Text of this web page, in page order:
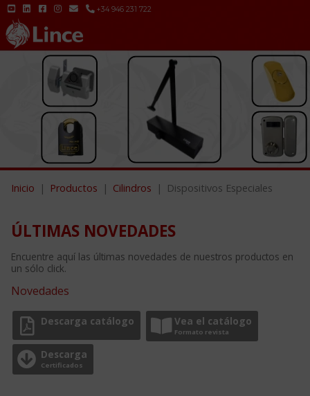
+34 946 231 722
Inicio Productos Cilindros Dispositivos Especiales
ÚLTIMAS NOVEDADES
Encuentre aquí las últimas novedades de nuestros productos en
un sólo click.
Novedades
Descarga catálogo Vea el catálogo
Formato revista
Descarga
Certificados